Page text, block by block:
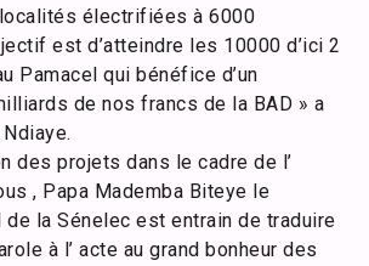
électrifiées à 6000
est d’atteindre les 10000 d’ici 2
Pamacel qui bénéfice d’un
de nos francs de la BAD » a
des projets dans le cadre de l’
, Papa Mademba Biteye le
de la Sénelec est entrain de traduire
à l’ acte au grand bonheur des